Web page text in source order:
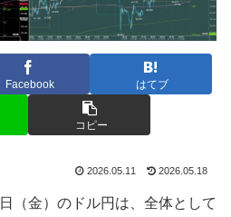
Facebook はてブ
コピー
2026.05.11 2026.05.18
（金）のドル円は、全体として